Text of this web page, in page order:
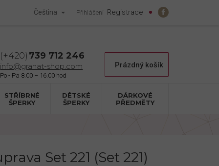
Čeština Přihlášení Registrace
739 712 246
info@granat-shop.com Nákupní
Prázdný košík
STŘÍBRNÉ
ŠPERKY
DĚTSKÉ
ŠPERKY
DÁRKOVÉ
PŘEDMĚTY
Set 221 (Set 221)